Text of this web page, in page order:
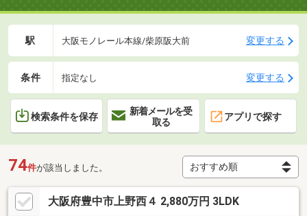
駅 大阪モノレール本線/柴原阪大前 変更する
条件 指定なし 変更する
検索条件を保存
新着メールを受
取る
アプリで探す
74件が該当しました。
大阪府豊中市上野西４ 2,880万円 3LDK